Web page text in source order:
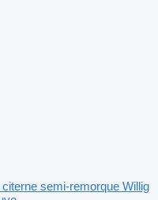
semi-remorque Willig